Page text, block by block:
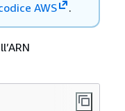
AWS
.